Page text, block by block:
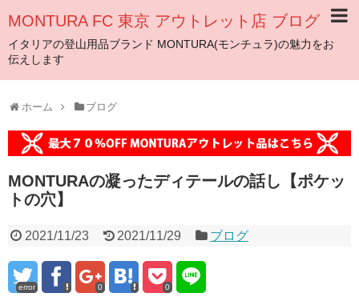
MONTURA FC 東京 アウトレット店 ブログ
イタリアの登山用品ブランド MONTURA(モンチュラ)の魅力をお
伝えします
ホーム ブログ
MONTURAの凝ったディテールの話し【ポケッ
トの穴】
2021/11/23 2021/11/29 ブログ
error 0 0